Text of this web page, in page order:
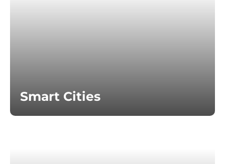
Smart Cities